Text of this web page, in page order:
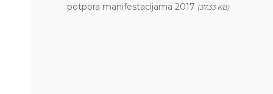
potpora manifestacijama 2017 (37.33 KB)